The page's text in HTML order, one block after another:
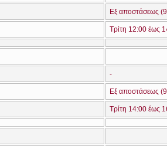
Εξ αποστάσεως
Τρίτη 12:00 έως
-
Εξ αποστάσεως
Τρίτη 14:00 έως